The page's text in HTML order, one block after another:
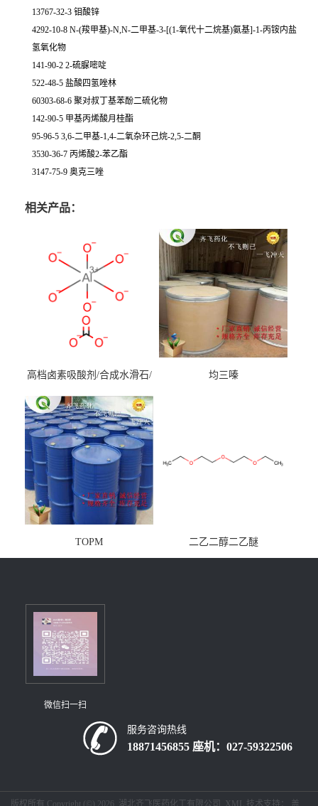
13767-32-3 钼酸锌
4292-10-8 N-(羧甲基)-N,N-二甲基-3-[(1-氧代十二烷基)氨基]-1-丙铵内盐
氢氧化物
141-90-2 2-硫脲嘧啶
522-48-5 盐酸四氢唑林
60303-68-6 聚对叔丁基苯酚二硫化物
142-90-5 甲基丙烯酸月桂酯
95-96-5 3,6-二甲基-1,4-二氧杂环己烷-2,5-二酮
3530-36-7 丙烯酸2-苯乙酯
3147-75-9 奥克三唑
相关产品：
高档卤素吸酸剂/合成水滑石/
均三嗪
TOPM 二乙二醇二乙醚
微信扫一扫
服务咨询热线
18871456855 座机：027-59322506
版权所有 Copyright (©) 2026 湖北齐飞医药化工有限公司 XML 技术支持： 盖